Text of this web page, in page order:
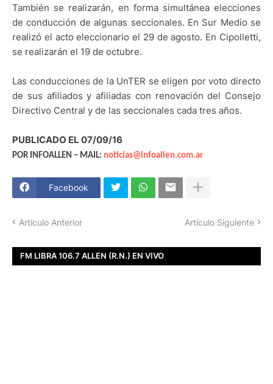
También se realizarán, en forma simultánea elecciones
de conducción de algunas seccionales. En Sur Medio se
realizó el acto eleccionario el 29 de agosto. En Cipolletti,
se realizarán el 19 de octubre.
Las conducciones de la UnTER se eligen por voto directo
de sus afiliados y afiliadas con renovación del Consejo
Directivo Central y de las seccionales cada tres años.
PUBLICADO EL 07/09/16
POR INFOALLEN – MAIL: noticias@infoallen.com.ar
Facebook
Artículo Anterior Artículo Siguiente
FM LIBRA 106.7 ALLEN (R.N.) EN VIVO